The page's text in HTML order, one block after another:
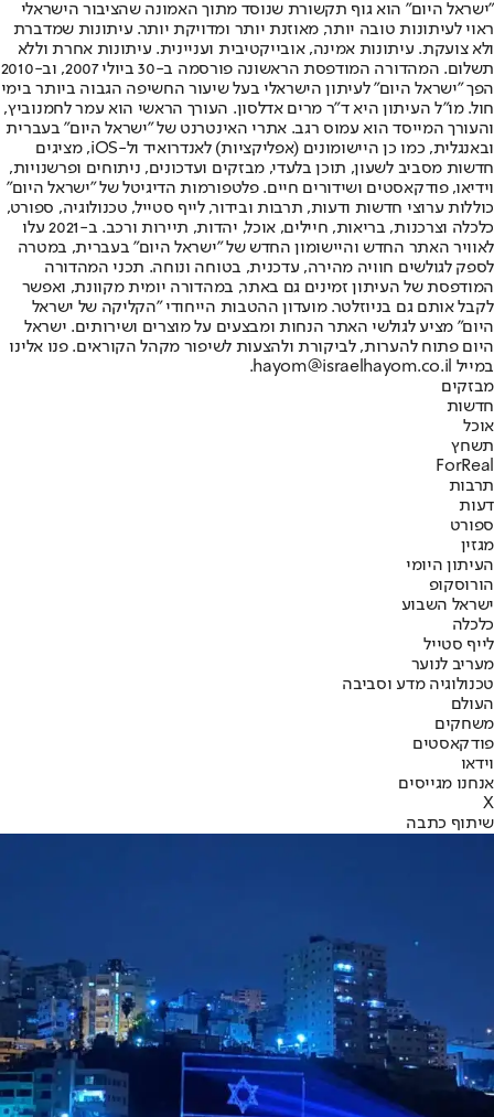
"ישראל היום" הוא גוף תקשורת שנוסד מתוך האמונה שהציבור הישראלי
ראוי לעיתונות טובה יותר, מאוזנת יותר ומדויקת יותר. עיתונות שמדברת
ולא צועקת. עיתונות אמינה, אובייקטיבית ועניינית. עיתונות אחרת וללא
תשלום. המהדורה המודפסת הראשונה פורסמה ב-30 ביולי 2007, וב-2010
הפך "ישראל היום" לעיתון הישראלי בעל שיעור החשיפה הגבוה ביותר בימי
חול. מו"ל העיתון היא ד"ר מרים אדלסון. העורך הראשי הוא עמר לחמנוביץ,
והעורך המייסד הוא עמוס רגב. אתרי האינטרנט של "ישראל היום" בעברית
ובאנגלית, כמו כן היישומונים (אפליקציות) לאנדרואיד ול-iOS, מציגים
חדשות מסביב לשעון, תוכן בלעדי, מבזקים ועדכונים, ניתוחים ופרשנויות,
וידיאו, פודקאסטים ושידורים חיים. פלטפורמות הדיגיטל של "ישראל היום"
כוללות ערוצי חדשות ודעות, תרבות ובידור, לייף סטייל, טכנולוגיה, ספורט,
כלכלה וצרכנות, בריאות, חיילים, אוכל, יהדות, תיירות ורכב. ב-2021 עלו
לאוויר האתר החדש והיישומון החדש של "ישראל היום" בעברית, במטרה
לספק לגולשים חוויה מהירה, עדכנית, בטוחה ונוחה. תכני המהדורה
המודפסת של העיתון זמינים גם באתר, במהדורה יומית מקוונת, ואפשר
לקבל אותם גם בניוזלטר. מועדון ההטבות הייחודי "הקליקה של ישראל
היום" מציע לגולשי האתר הנחות ומבצעים על מוצרים ושירותים. ישראל
היום פתוח להערות, לביקורת ולהצעות לשיפור מקהל הקוראים. פנו אלינו
במייל hayom@israelhayom.co.il.
מבזקים
חדשות
אוכל
תשחץ
ForReal
תרבות
דעות
ספורט
מגזין
העיתון היומי
הורוסקופ
ישראל השבוע
כלכלה
לייף סטייל
מעריב לנוער
טכנולוגיה מדע וסביבה
העולם
משחקים
פודקאסטים
וידאו
אנחנו מגייסים
X
שיתוף כתבה